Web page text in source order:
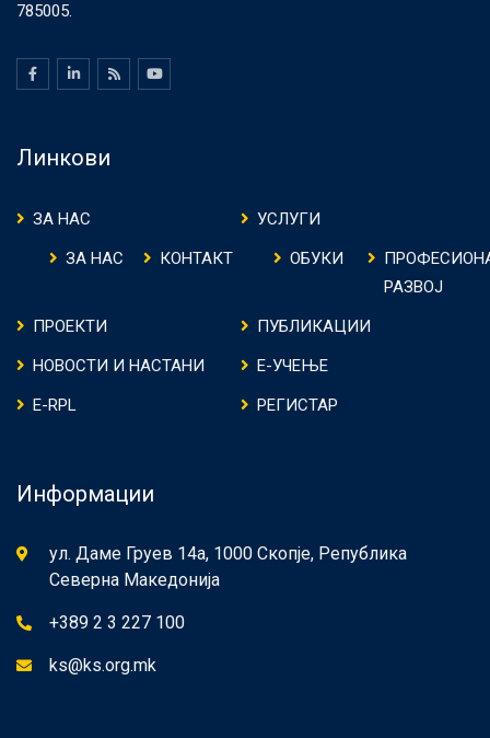
785005.
Линкови
ЗА НАС
ЗА НАС
КОНТАКТ
УСЛУГИ
ОБУКИ
РАЗВОЈ
ПРОЕКТИ
ПУБЛИКАЦИИ
НОВОСТИ И НАСТАНИ
Е-УЧЕЊЕ
E-RPL
РЕГИСТАР
Информации
ул. Даме Груев 14а, 1000 Скопје, Република
Северна Македонија
+389 2 3 227 100
ks@ks.org.mk